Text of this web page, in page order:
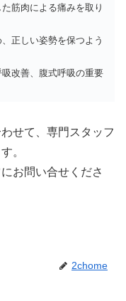
筋肉による痛みを取り
正しい姿勢を保つよう
改善、腹式呼吸の重要
せて、専門スタッフ
。
お問い合せくださ
2chome